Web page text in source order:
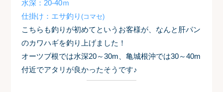
水深：20-40ｍ
仕掛け：エサ釣り (コマセ)
こちらも釣りが初めてというお客様が、なんと肝パン
のカワハギを釣り上げました！
オーツブ根では水深20～30m、亀城根沖では30～40m
付近でアタリが良かったそうです♪